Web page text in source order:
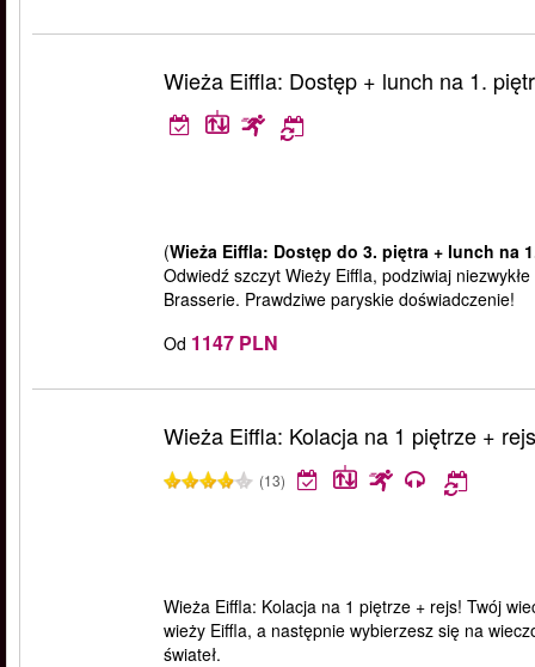
Wieża Eiffla: Dostęp + lunch na 1.
(Wieża Eiffla: Dostęp do 3. piętra + lunch na
Odwiedź szczyt Wieży Eiffla, podziwiaj
Brasserie. Prawdziwe paryskie doświadczenie!
Od 1147 PLN
Wieża Eiffla: Kolacja na 1 piętrze + rejs
(13)
Wieża Eiffla: Kolacja na 1 piętrze + rejs! Twój
wieży Eiffla, a następnie wybierzesz się na
świateł.